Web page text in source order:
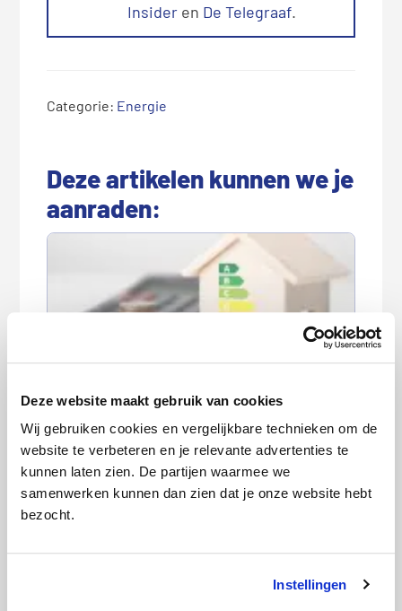
Deze website maakt gebruik van cookies
Wij gebruiken cookies en vergelijkbare technieken om de
website te verbeteren en je relevante advertenties te
kunnen laten zien. De partijen waarmee we
samenwerken kunnen dan zien dat je onze website hebt
bezocht.
Instellingen
Insider en De Telegraaf.
Categorie: Energie
Deze artikelen kunnen we je
aanraden:
Goedkoopste energieleverancier
augustus 2026